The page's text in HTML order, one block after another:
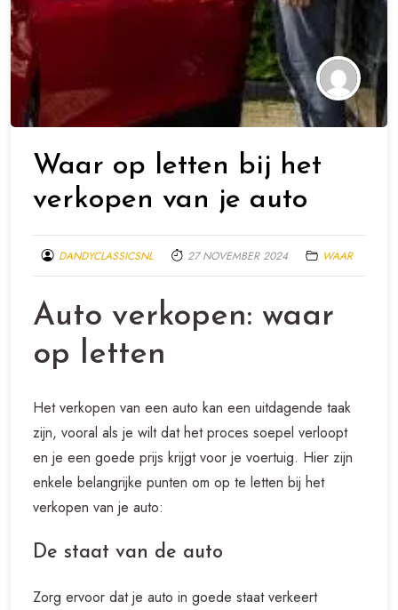
Waar op letten bij het
verkopen van je auto
DANDYCLASSICSNL 27 NOVEMBER 2024 WAAR
Auto verkopen: waar
op letten
Het verkopen van een auto kan een uitdagende taak
zijn, vooral als je wilt dat het proces soepel verloopt
en je een goede prijs krijgt voor je voertuig. Hier zijn
enkele belangrijke punten om op te letten bij het
verkopen van je auto:
De staat van de auto
Zorg ervoor dat je auto in goede staat verkeert